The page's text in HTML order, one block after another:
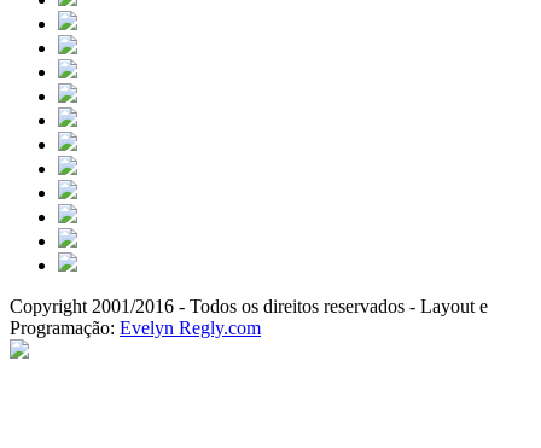
Copyright 2001/2016 - Todos os direitos reservados - Layout e
Programação: Evelyn Regly.com